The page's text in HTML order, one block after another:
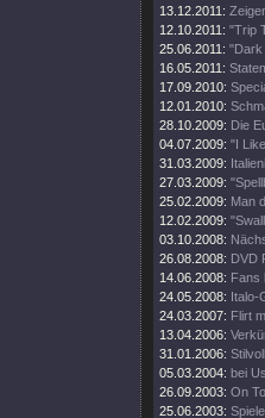
13.12.2011:
12.10.2011: "Trip
25.06.2011: "Dark
16.05.2011:
17.09.2010:
12.01.2010:
28.10.2009: Die
04.07.2009: "I
31.03.2009:
27.03.2009:
25.02.2009: Man
12.02.2009:
03.10.2008:
26.08.2008: DVD
14.06.2008: Fans
24.05.2008: Italo-
24.03.2007: Flirt
13.04.2006:
31.01.2006:
05.03.2004: bei
26.09.2003: On
25.06.2003: